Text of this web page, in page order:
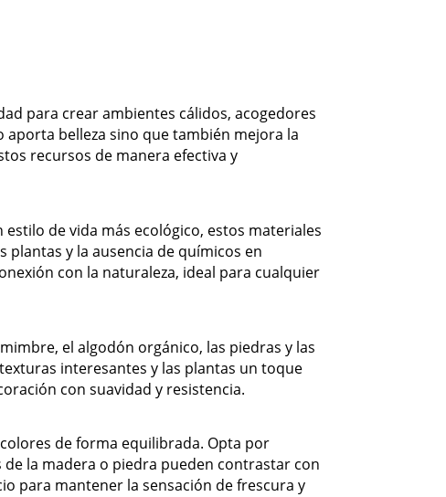
para crear ambientes cálidos, acogedores
belleza sino que también mejora la
recursos de manera efectiva y
de vida más ecológico, estos materiales
y la ausencia de químicos en
con la naturaleza, ideal para cualquier
el algodón orgánico, las piedras y las
interesantes y las plantas un toque
con suavidad y resistencia.
de forma equilibrada. Opta por
la madera o piedra pueden contrastar con
para mantener la sensación de frescura y